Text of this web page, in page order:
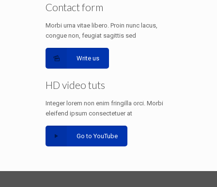
Contact form
Morbi urna vitae libero. Proin nunc lacus,
congue non, feugiat sagittis sed
Write us
HD video tuts
Integer lorem non enim fringilla orci. Morbi
eleifend ipsum consectetuer at
Go to YouTube